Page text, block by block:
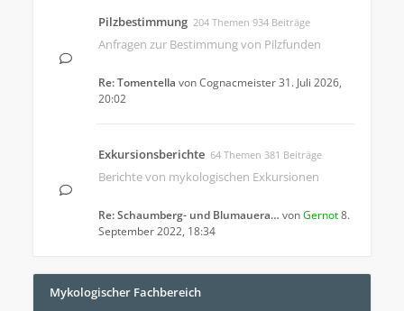
Pilzbestimmung 204 Themen 934 Beiträge
Anfragen zur Bestimmung von Pilzfunden
Re: Tomentella vonCognacmeister31. Juli 2026,
20:02
Exkursionsberichte 64 Themen 381 Beiträge
Berichte von mykologischen Exkursionen
Re: Schaumberg- und Blumauera… vonGernot8.
September 2022, 18:34
Mykologischer Fachbereich